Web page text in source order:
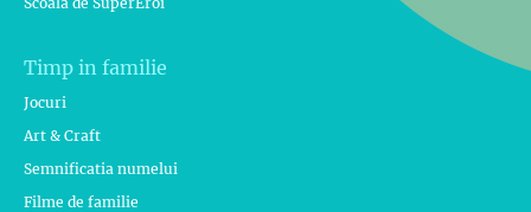
Timp in familie
Jocuri
Art & Craft
Semnificatia numelui
Filme de familie